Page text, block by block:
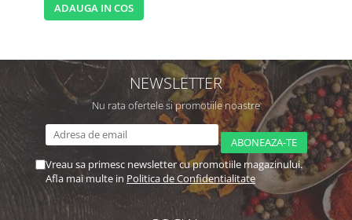
ADAUGA IN COS
NEWSLETTER
Nu rata ofertele si promotiile noastre
Vreau sa primesc newsletter cu promotiile magazinului.
Afla mai multe in Politica de Confidentialitate